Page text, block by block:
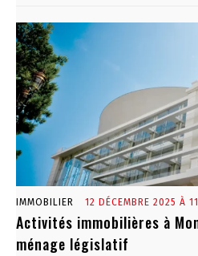
IMMOBILIER 12 DÉCEMBRE 2025 À
Activités immobilières à
ménage législatif